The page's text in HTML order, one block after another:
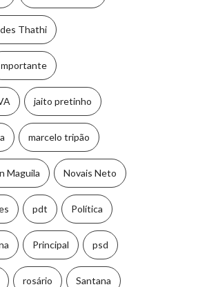
Thathi
jaito pretinho
marcelo tripão
Maguila Novais Neto
pdt Política
Principal psd
rosário Santana